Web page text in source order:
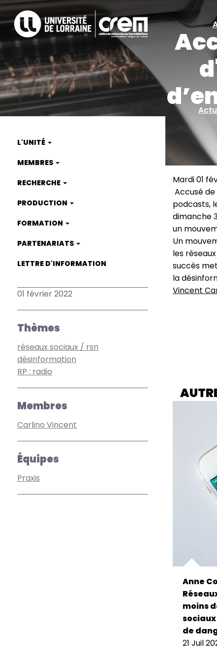
Aller
au
contenu
principal
L'UNITÉ
MEMBRES
RECHERCHE
PRODUCTION
FORMATION
PARTENARIATS
LETTRE D'INFORMATION
01 février 2022
Thèmes
réseaux sociaux / rsn
désinformation
RP : radio
Membres
Carlino Vincent
Équipes
Praxis
Mardi 01
Accusé
podcasts,
dimanche
un
Un
les
succès
la
Vincent
Anne
moins
de
21 Juil